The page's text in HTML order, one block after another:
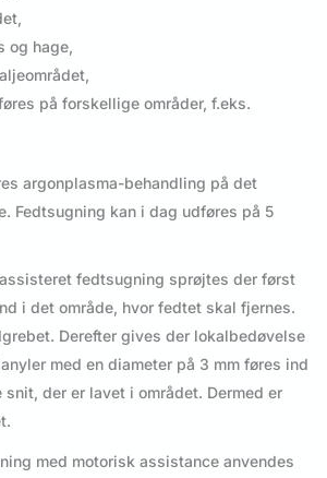
og hage,
på forskellige områder, f.eks.
argonplasma-behandling på det
Fedtsugning kan i dag udføres på 5
fedtsugning sprøjtes der først
i det område, hvor fedtet skal fjernes.
Derefter gives der lokalbedøvelse
med en diameter på 3 mm føres ind
snit, der er lavet i området. Dermed er
med motorisk assistance anvendes